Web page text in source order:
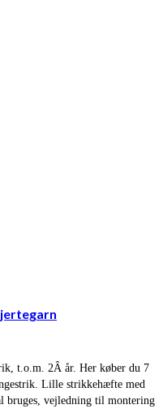
t.o.m. 2Â år. Her køber du 7
Lille strikkehæfte med
bruges, vejledning til montering